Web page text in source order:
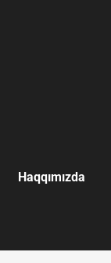
Haqqımızda